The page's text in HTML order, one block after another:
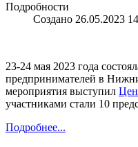
Подробности
Создано 26.05.2023
23-24 мая 2023 года
предпринимателей в
мероприятия выступил
участниками стали 10
Подробнее...